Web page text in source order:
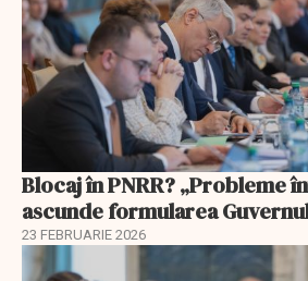
Blocaj în PNRR? „Probleme
ascunde formularea
23 FEBRUARIE 2026